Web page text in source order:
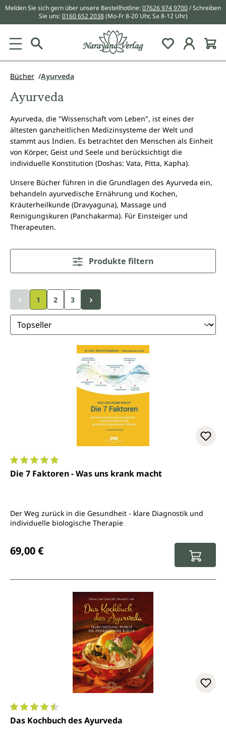
springen
Melden Sie sich gern über unsere Bestellhotline:07626 974 9700/ Schreiben
Sie uns:0160 652 2038 (Mo-Fr 8-20 Uhr, Sa 8-12 Uhr)
Du hast 0
Bücher Ayurveda
Ayurveda
Ayurveda, die "Wissenschaft vom Leben", ist eines der
ältesten ganzheitlichen Medizinsysteme der Welt und
stammt aus Indien. Es betrachtet den Menschen als Einheit
von Körper, Geist und Seele und berücksichtigt die
individuelle Konstitution (Doshas: Vata, Pitta, Kapha).
Unsere Bücher führen in die Grundlagen des Ayurveda ein,
behandeln ayurvedische Ernährung und Kochen,
Kräuterheilkunde (Dravyaguna), Massage und
Reinigungskuren (Panchakarma). Für Einsteiger und
Therapeuten.
Produkte filtern
1 2 3
Durchschnittliche Bewertung von 5 von 5 Sternen
Die 7 Faktoren - Was uns krank macht
Der Weg zurück in die Gesundheit - klare Diagnostik und
individuelle biologische Therapie
69,00 €
Durchschnittliche Bewertung von 4.6 von 5 Sternen
Das Kochbuch des Ayurveda